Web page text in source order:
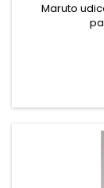
Maruto